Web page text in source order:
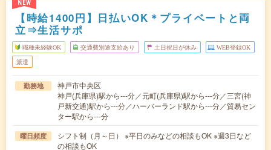
NEW
【時給1400円】日払いOK＊プライベートと両
立⇒生活サポ
職種未経験OK 交通費別途支給あり 土日祝日が休み WEB登録OK
派遣
勤務地
神戸市中央区
神戸(兵庫県)駅から---分／元町(兵庫県)駅から---分／三宮(神
戸新交通)駅から---分／ハーバーランド駅から---分／貿易セン
ター駅から---分
曜日頻度
シフト制（月～日） ※平日のみなどの相談もOK ※週3日など
の相談もOK